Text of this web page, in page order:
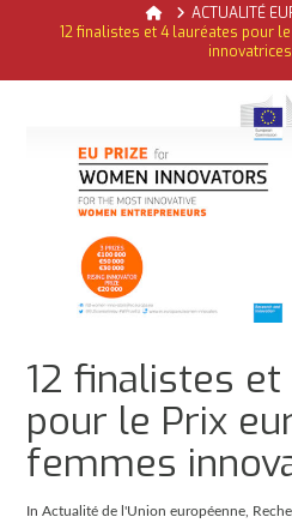
ACTUALITÉ DE L'UNION EUROPÉENNE, ACTUALITÉ DE LA
JUILLET
HomeACTUALITÉ
12 finalistes et 4 lauréates pour
12 finalistes
pour le Prix
femmes
InActualité de l'Union européenne